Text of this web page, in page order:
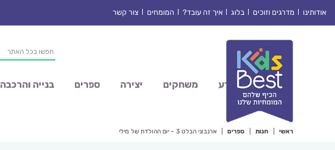
אודותינו מדרגים וזוכים בלוג איך זה עובד? המומחים צור קשר
Products
search
מדע משחקים יצירה ספרים בנייה והרכבה
ראשי חנות ספרים ארנבוני הבלט 3 – יום ההולדת של מילי